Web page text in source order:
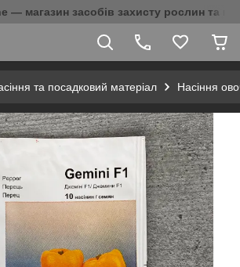
— магазин засобів захисту рослин та
та посадковий матеріал Насіння